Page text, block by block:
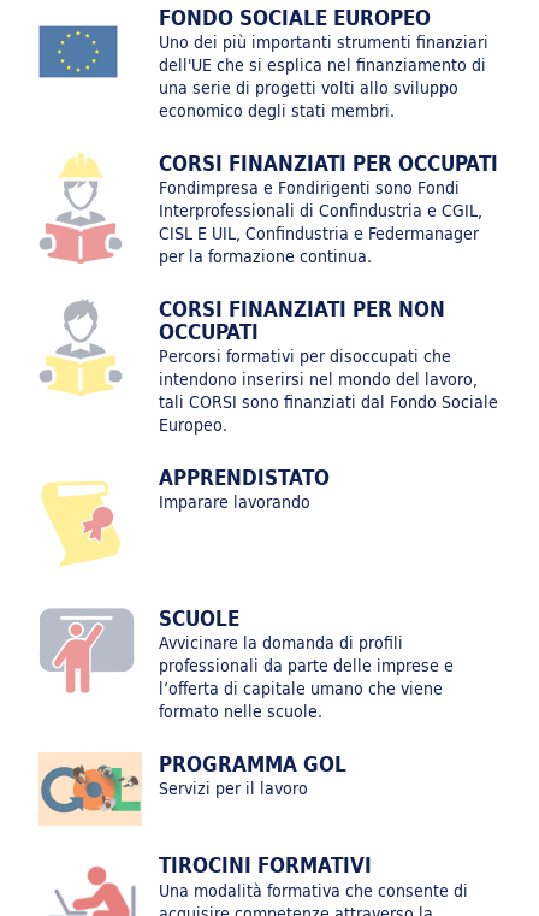
Innovazione e Sostenibilità: competenze strategiche per
il sistema dei Servizi alle Persone
Innovazione e Sostenibilità: competenze strategiche per
il sistema ICT
Innovazione e Sostenibilità: competenze strategiche per
il sistema delle Industrie Culturali e Creative, e della
Innovazione e Sostenibilità: competenze strategiche per
Biomedicale
AVVISO 3-2025_FONDIMPRESA
FONDO SOCIALE EUROPEO
Uno dei più importanti strumenti finanziari
dell'UE che si esplica nel finanziamento di
una serie di progetti volti allo sviluppo
economico degli stati membri.
CORSI FINANZIATI PER OCCUPATI
Fondimpresa e Fondirigenti sono Fondi
Interprofessionali di Confindustria e CGIL,
CISL E UIL, Confindustria e Federmanager
per la formazione continua.
CORSI FINANZIATI PER NON
OCCUPATI
Percorsi formativi per disoccupati che
intendono inserirsi nel mondo del lavoro,
tali CORSI sono finanziati dal Fondo Sociale
Europeo.
APPRENDISTATO
Imparare lavorando
SCUOLE
Avvicinare la domanda di profili
professionali da parte delle imprese e
l’offerta di capitale umano che viene
formato nelle scuole.
PROGRAMMA GOL
Servizi per il lavoro
TIROCINI FORMATIVI
Una modalità formativa che consente di